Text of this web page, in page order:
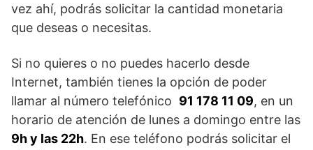
vez ahí, podrás solicitar la cantidad monetaria
que deseas o necesitas.
Si no quieres o no puedes hacerlo desde
Internet, también tienes la opción de poder
llamar al número telefónico 91 178 11 09, en un
horario de atención de lunes a domingo entre las
9h y las 22h. En ese teléfono podrás solicitar el